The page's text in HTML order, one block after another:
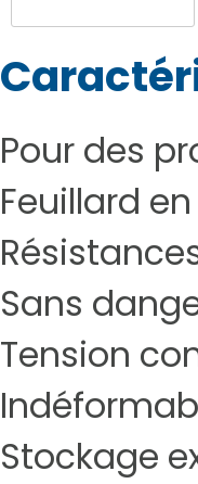
Pour des
Feuillard
Sans
Tension
Stockage